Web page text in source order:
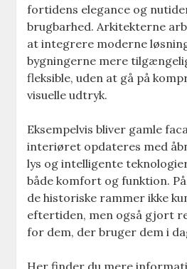
fortidens elegance og
brugbarhed. Arkitekterne
at integrere moderne
bygningerne mere
fleksible, uden at gå på
visuelle udtryk.
Eksempelvis bliver gamle
interiøret opdateres med
lys og intelligente
både komfort og funktion.
de historiske rammer ikke
eftertiden, men også gjort
for dem, der bruger dem i
Her finder du mere